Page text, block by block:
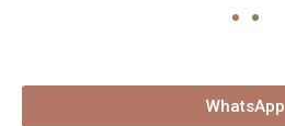
WhatsApp